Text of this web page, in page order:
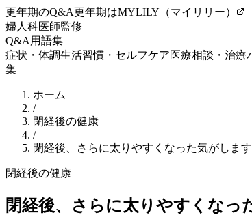
更年期のQ&A更年期はMYLILY（マイリリー）
婦人科医師監修
Q&A 用語集
症状・体調生活習慣・セルフケア医療相談・治療
集
ホーム
/
閉経後の健康
/
閉経後、さらに太りやすくなった気がします
閉経後の健康
閉経後、さらに太りやすくなっ